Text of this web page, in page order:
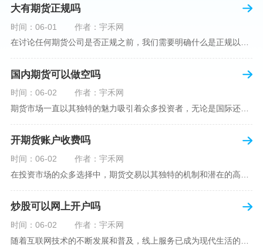
大有期货正规吗
时间：06-01
作者：宇禾网
在讨论任何期货公司是否正规之前，我们需要明确什么是正规以及如何判断一个期货公司是否符合这一标准。对于中国市场，正规一词通常指该公司拥有中国证监会（中国证券监督管理委员会）的批准和监管，同时遵守中国期货市场的相关法律法规。以“大有期货”为例，探讨其如何符合这些标准，以及在选择此类公司时，投资者应注意的一些关键因素。大有期货是参与中国期货市场的多家公司之一，主要提供期货交易、资产管理、投资咨询等服务。它适用于希望通过期货市场进行投资和风险管理的个人和机构投资者。与其他期货公司一样
国内期货可以做空吗
时间：06-02
作者：宇禾网
期货市场一直以其独特的魅力吸引着众多投资者，无论是国际还是国内场景下，其波澜壮阔的市场行情都给予了投资者无限遐想。今天，我们将深入探讨一个特别的问题——"国内期货可以做空吗"？这个问题不仅关乎投资者的策略布局，更涉及到期货市场机制的基本理解。在深入探讨之前，我们首先需要明确几个期货市场的基础概念。期货，是指在标准化合约基础上，双方承诺在未来某一特定时间以约定价格买卖一定数量的商品或金融产品的合约。它允訸投资者通过买入（做多）或卖出（做空）合约来预测未来价格的变动。我们来揭开国
开期货账户收费吗
时间：06-02
作者：宇禾网
在投资市场的众多选择中，期货交易以其独特的机制和潜在的高收益吸引了不少投资者。但对于初学者而言，步入期货市场的第一步—开设期货账户，往往伴随着众多疑惑，其中一个常见问题就是：“开期货账户需要收费吗？”本文将从各个角度为您详细解读开设期货账户的相关费用，助您清晰理解期货账户的开设流程及其成本。在开始探讨相关费用前，我们首先简要了解一下期货账户的开设流程。通常情况下，开设期货账户需要您选择一家具有良好信誉的期货公司或经纪公司，填写账户开设申请表格，并提交身份证明与初步的资金证明等
炒股可以网上开户吗
时间：06-02
作者：宇禾网
随着互联网技术的不断发展和普及，线上服务已成为现代生活的一部分。在金融市场方面，炒股已不再是股票交易所和证券公司营业大厅的专利，网上开户成为了一种便捷的选择。本文旨在详细介绍网上炒股开户的流程、优点以及注意事项，助您更好地了解和踏入线上股票交易的大门。网上开户，即通过互联网申请并完成证券账户及资金账户的开设过程，允许投资者在电子设备上进行股票、债券等金融工具的交易。随着移动支付和电子认证技术的进步，网上开户过程已经变得非常快捷和安全。选择证券公司：您需要选择一家提供网上开户服